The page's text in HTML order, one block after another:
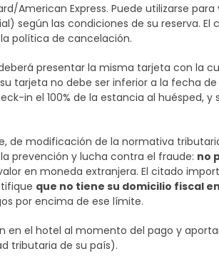
American Express. Puede utilizarse para
según las condiciones de su reserva. El
política de cancelación.
deberá presentar la misma tarjeta con la
tarjeta no debe ser inferior a la fecha de
in el 100% de la estancia al huésped, y
de modificación de la normativa
prevención y lucha contra el fraude: no
en moneda extranjera. El citado
que no tiene su domicilio fiscal
por encima de ese límite.
en el hotel al momento del pago y
tributaria de su país).